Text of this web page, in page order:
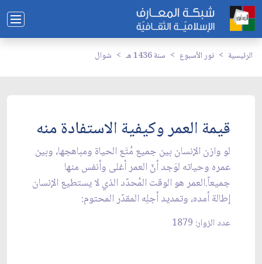
الرئيسية نور الأسبوع سنة 1436 هـ شوال
قيمة العمر وكيفية الاستفادة منه
لو وازن الإنسان بين جميع مُتَع الحياة ومباهجها، وبين
عمره وحياته لوَجد أنّ العمر أغلى وأنفس منها
جميعاً.العمر هو الوقت المُحدّد الذي لا يستطيع الإنسان
إطالة أمده، وتمديد أجلِه المقدّر المحتوم:
عدد الزوار: 1879